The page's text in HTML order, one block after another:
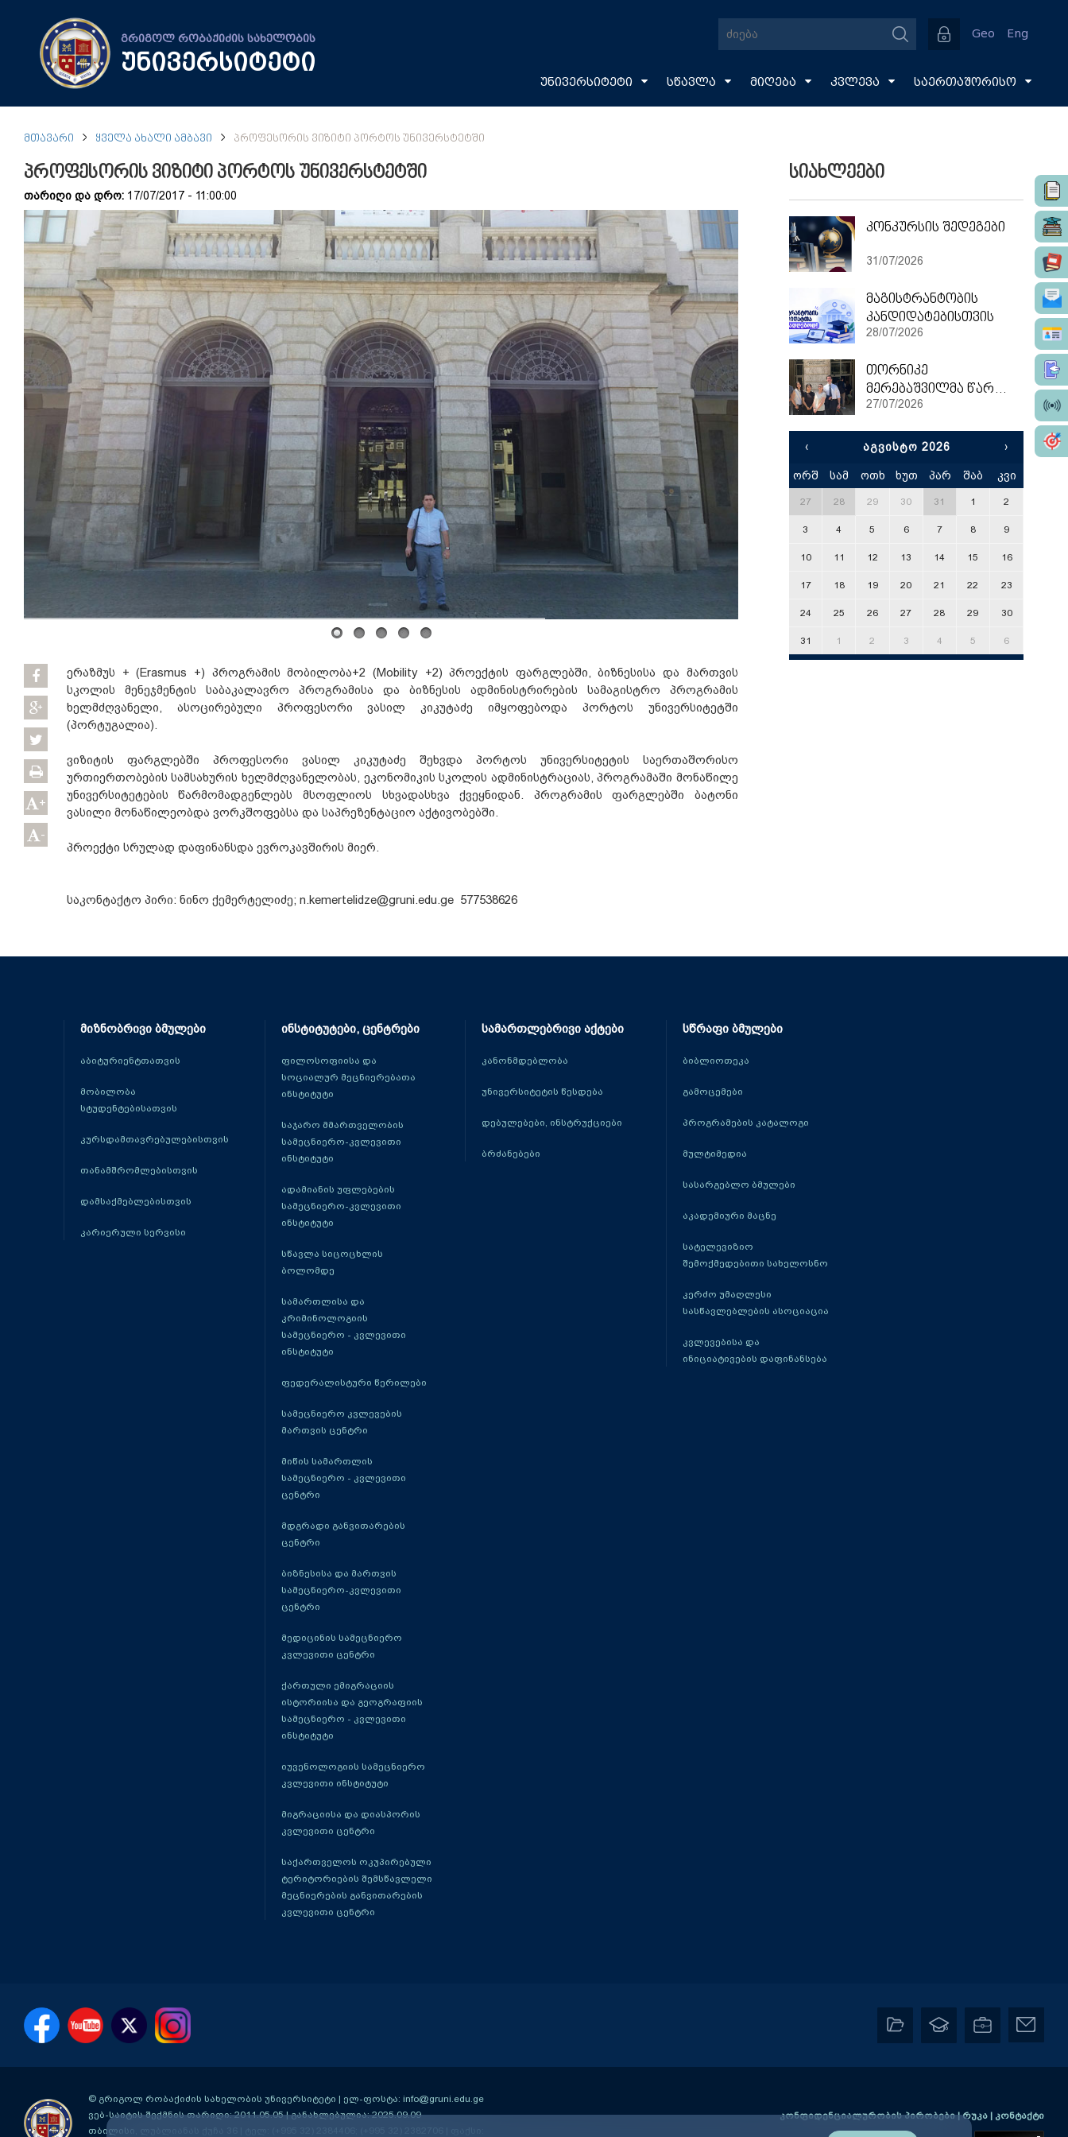
გრიგოლ რობაქიძის სახელობის
უნივერსიტეტი
Geo Eng
უნივერსიტეტი სწავლა მიღება კვლევა საერთაშორისო
ᲛᲗᲐᲕᲐᲠᲘ ᲧᲕᲔᲚᲐ ᲐᲮᲐᲚᲘ ᲐᲛᲑᲐᲕᲘ ᲞᲠᲝᲤᲔᲡᲝᲠᲘᲡ ᲕᲘᲖᲘᲢᲘ ᲞᲝᲠᲢᲝᲡ ᲣᲜᲘᲕᲔᲠᲡᲢᲔᲢᲨᲘ
პროფესორის ვიზიტი პორტოს უნივერსტეტში
თარიღი და დრო: 17/07/2017 - 11:00:00
+
-
ერაზმუს + (Erasmus +) პროგრამის მობილობა+2 (Mobility +2) პროექტის ფარგლებში, ბიზნესისა და მართვის
სკოლის მენეჯმენტის საბაკალავრო პროგრამისა და ბიზნესის ადმინისტრირების სამაგისტრო პროგრამის
ხელმძღვანელი, ასოცირებული პროფესორი ვასილ კიკუტაძე იმყოფებოდა პორტოს უნივერსიტეტში
(პორტუგალია).
ვიზიტის ფარგლებში პროფესორი ვასილ კიკუტაძე შეხვდა პორტოს უნივერსიტეტის საერთაშორისო
ურთიერთობების სამსახურის ხელმძღვანელობას, ეკონომიკის სკოლის ადმინისტრაციას, პროგრამაში მონაწილე
უნივერსიტეტების წარმომადგენლებს მსოფლიოს სხვადასხვა ქვეყნიდან. პროგრამის ფარგლებში ბატონი
ვასილი მონაწილეობდა ვორკშოფებსა და საპრეზენტაციო აქტივობებში.
პროექტი სრულად დაფინანსდა ევროკავშირის მიერ.
საკონტაქტო პირი: ნინო ქემერტელიძე; n.kemertelidze@gruni.edu.ge 577538626
სიახლეები
კონკურსის შედეგები
31/07/2026
მაგისტრანტობის
კანდიდატებისთვის
28/07/2026
თორნიკე
მერებაშვილმა წარჩინებით დაასრულა ეტვოშ ლორანის უნივერსიტეტის სამაგისტრო პროგრამა
27/07/2026
‹ ᲐᲒᲕᲘᲡᲢᲝ 2026 ›
ორშ სამ ოთხ ხუთ პარ შაბ კვი
27 28 29 30 31 1 2
3 4 5 6 7 8 9
10 11 12 13 14 15 16
17 18 19 20 21 22 23
24 25 26 27 28 29 30
31 1 2 3 4 5 6
მიზნობრივი ბმულები
აბიტურიენტთათვის
მობილობა
სტუდენტებისათვის
კურსდამთავრებულებისთვის
თანამშრომლებისთვის
დამსაქმებლებისთვის
კარიერული სერვისი
ინსტიტუტები, ცენტრები
ფილოსოფიისა და
სოციალურ მეცნიერებათა
ინსტიტუტი
საჯარო მმართველობის
სამეცნიერო-კვლევითი
ინსტიტუტი
ადამიანის უფლებების
სამეცნიერო-კვლევითი
ინსტიტუტი
სწავლა სიცოცხლის
ბოლომდე
სამართლისა და
კრიმინოლოგიის
სამეცნიერო - კვლევითი
ინსტიტუტი
ფედერალისტური წერილები
სამეცნიერო კვლევების
მართვის ცენტრი
მიწის სამართლის
სამეცნიერო - კვლევითი
ცენტრი
მდგრადი განვითარების
ცენტრი
ბიზნესისა და მართვის
სამეცნიერო-კვლევითი
ცენტრი
მედიცინის სამეცნიერო
კვლევითი ცენტრი
ქართული ემიგრაციის
ისტორიისა და გეოგრაფიის
სამეცნიერო - კვლევითი
ინსტიტუტი
იუვენოლოგიის სამეცნიერო
კვლევითი ინსტიტუტი
მიგრაციისა და დიასპორის
კვლევითი ცენტრი
საქართველოს ოკუპირებული
ტერიტორიების შემსწავლელი
მეცნიერების განვითარების
კვლევითი ცენტრი
სამართლებრივი აქტები
კანონმდებლობა
უნივერსიტეტის წესდება
დებულებები, ინსტრუქციები
ბრძანებები
სწრაფი ბმულები
ბიბლიოთეკა
გამოცემები
პროგრამების კატალოგი
მულტიმედია
სასარგებლო ბმულები
აკადემიური მაცნე
სატელევიზიო
შემოქმედებითი სახელოსნო
კერძო უმაღლესი
სასწავლებლების ასოციაცია
კვლევებისა და
ინიციატივების დაფინანსება
© გრიგოლ რობაქიძის სახელობის უნივერსიტეტი | ელ-ფოსტა: info@gruni.edu.ge
ვებ-საიტის შექმნის თარიღი: 2011.05.05 | განახლებულია: 2025.09.09
თბილისი, ლუბლიანას ქუჩა 36
კონფიდენციალურობის პირობები|რუკა | კონტაქტი